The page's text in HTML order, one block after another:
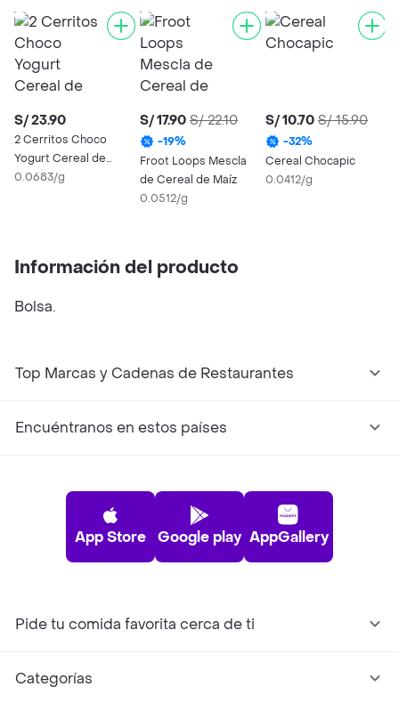
S/ 23.90
2 Cerritos Choco
Yogurt Cereal de
Chocolate
0.0683/g
S/ 17.90 S/ 22.10
-19%
Froot Loops Mescla
de Cereal de Maíz
0.0512/g
S/ 10.70 S/ 15.90
-32%
Cereal Chocapic
0.0412/g
Información del producto
Bolsa.
Top Marcas y Cadenas de Restaurantes
Encuéntranos en estos países
App Store Google play AppGallery
Pide tu comida favorita cerca de ti
Categorías